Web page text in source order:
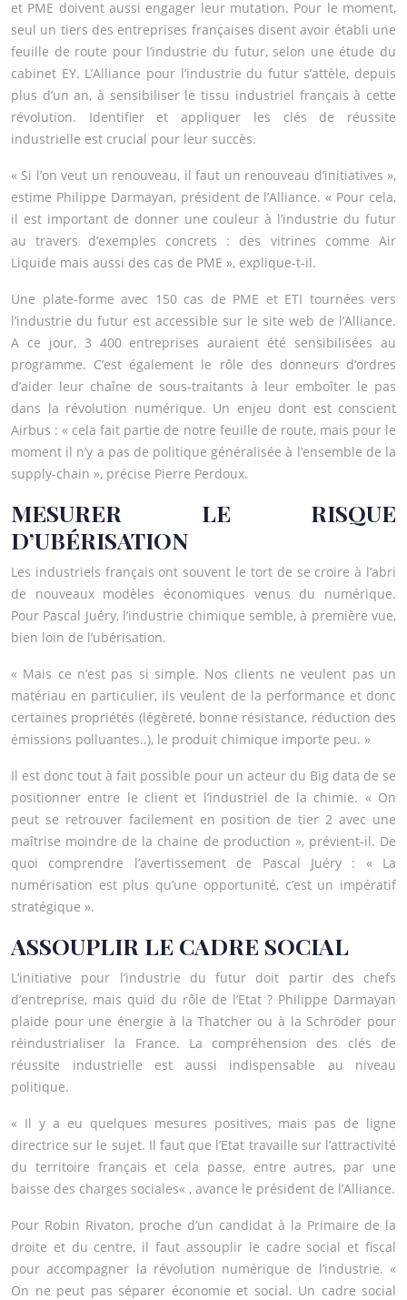
et PME doivent aussi engager leur mutation. Pour le moment,
seul un tiers des entreprises françaises disent avoir établi une
feuille de route pour l’industrie du futur, selon une étude du
cabinet EY. L’Alliance pour l’industrie du futur s’attèle, depuis
plus d’un an, à sensibiliser le tissu industriel français à cette
révolution. Identifier et appliquer les clés de réussite
industrielle est crucial pour leur succès.
« Si l’on veut un renouveau, il faut un renouveau d’initiatives »,
estime Philippe Darmayan, président de l’Alliance. « Pour cela,
il est important de donner une couleur à l’industrie du futur
au travers d’exemples concrets : des vitrines comme Air
Liquide mais aussi des cas de PME », explique-t-il.
Une plate-forme avec 150 cas de PME et ETI tournées vers
l’industrie du futur est accessible sur le site web de l’Alliance.
A ce jour, 3 400 entreprises auraient été sensibilisées au
programme. C’est également le rôle des donneurs d’ordres
d’aider leur chaîne de sous-traitants à leur emboîter le pas
dans la révolution numérique. Un enjeu dont est conscient
Airbus : « cela fait partie de notre feuille de route, mais pour le
moment il n’y a pas de politique généralisée à l’ensemble de la
supply-chain », précise Pierre Perdoux.
MESURER LE RISQUE
D’UBÉRISATION
Les industriels français ont souvent le tort de se croire à l’abri
de nouveaux modèles économiques venus du numérique.
Pour Pascal Juéry, l’industrie chimique semble, à première vue,
bien loin de l’ubérisation.
« Mais ce n’est pas si simple. Nos clients ne veulent pas un
matériau en particulier, ils veulent de la performance et donc
certaines propriétés (légèreté, bonne résistance, réduction des
émissions polluantes..), le produit chimique importe peu. »
Il est donc tout à fait possible pour un acteur du Big data de se
positionner entre le client et l’industriel de la chimie. « On
peut se retrouver facilement en position de tier 2 avec une
maîtrise moindre de la chaine de production », prévient-il. De
quoi comprendre l’avertissement de Pascal Juéry : « La
numérisation est plus qu’une opportunité, c’est un impératif
stratégique ».
ASSOUPLIR LE CADRE SOCIAL
L’initiative pour l’industrie du futur doit partir des chefs
d’entreprise, mais quid du rôle de l’Etat ? Philippe Darmayan
plaide pour une énergie à la Thatcher ou à la Schröder pour
réindustrialiser la France. La compréhension des clés de
réussite industrielle est aussi indispensable au niveau
politique.
« Il y a eu quelques mesures positives, mais pas de ligne
directrice sur le sujet. Il faut que l’Etat travaille sur l’attractivité
du territoire français et cela passe, entre autres, par une
baisse des charges sociales« , avance le président de l’Alliance.
Pour Robin Rivaton, proche d’un candidat à la Primaire de la
droite et du centre, il faut assouplir le cadre social et fiscal
pour accompagner la révolution numérique de l’industrie. «
On ne peut pas séparer économie et social. Un cadre social